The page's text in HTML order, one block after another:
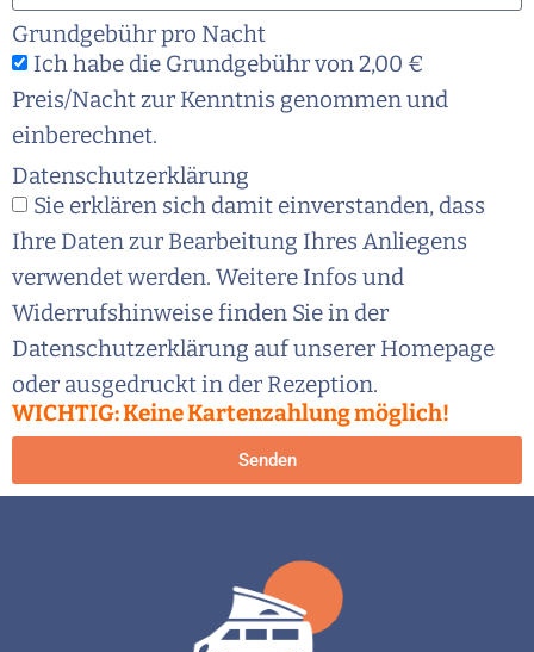
Grundgebühr pro Nacht
Ich habe die Grundgebühr von 2,00 €
Preis/Nacht zur Kenntnis genommen und
einberechnet.
Datenschutzerklärung
Sie erklären sich damit einverstanden, dass
Ihre Daten zur Bearbeitung Ihres Anliegens
verwendet werden. Weitere Infos und
Widerrufshinweise finden Sie in der
Datenschutzerklärung auf unserer Homepage
oder ausgedruckt in der Rezeption.
WICHTIG: Keine Kartenzahlung möglich!
Senden